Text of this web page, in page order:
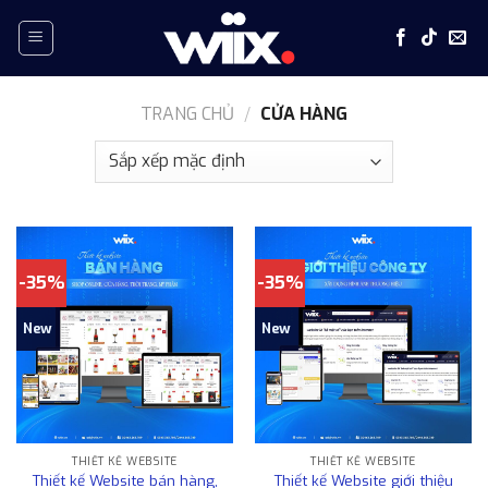
TRANG CHỦ / CỬA HÀNG
-35%
New
THIẾT KẾ WEBSITE
Thiết kế Website bán hàng,
-35%
New
THIẾT KẾ WEBSITE
Thiết kế Website giới thiệu